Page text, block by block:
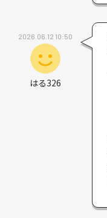
2026.06.12 10:50
はる326